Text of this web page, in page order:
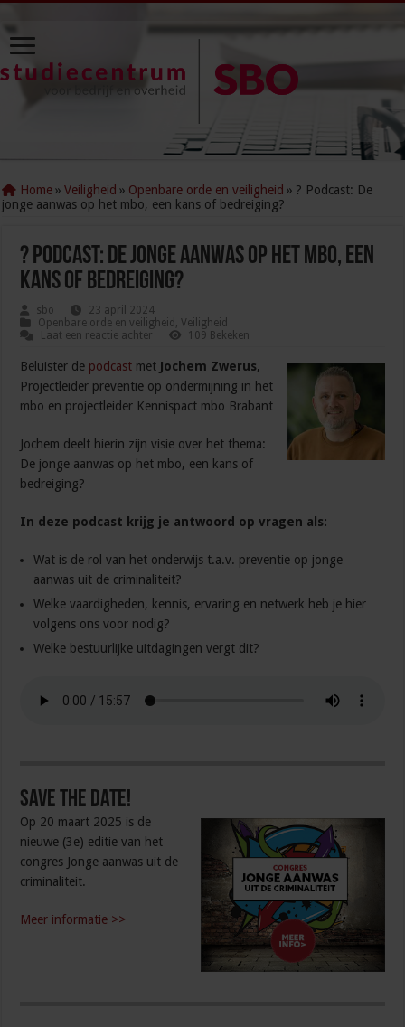
Home » Veiligheid » Openbare orde en veiligheid » ? Podcast: De
jonge aanwas op het mbo, een kans of bedreiging?
? Podcast: De jonge aanwas op het mbo, een
kans of bedreiging?
sbo
23 april 2024
Openbare orde en veiligheid ,Veiligheid
Laat een reactie achter
109 Bekeken
Beluister de podcast met Jochem Zwerus,
Projectleider preventie op ondermijning in het
mbo en projectleider Kennispact mbo Brabant
Jochem deelt hierin zijn visie over het thema:
De jonge aanwas op het mbo, een kans of
bedreiging?
In deze podcast krijg je antwoord op vragen als:
Wat is de rol van het onderwijs t.a.v. preventie op jonge
aanwas uit de criminaliteit?
Welke vaardigheden, kennis, ervaring en netwerk heb je hier
volgens ons voor nodig?
Welke bestuurlijke uitdagingen vergt dit?
Save the date!
Op 20 maart 2025 is de
nieuwe (3e) editie van het
congres Jonge aanwas uit de
criminaliteit.
Meer informatie >>